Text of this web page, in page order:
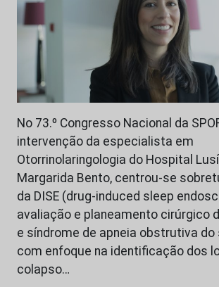
No 73.º Congresso Nacional da
intervenção da especialista em
Otorrinolaringologia do Hospital
Margarida Bento, centrou-se
da DISE (drug-induced sleep
avaliação e planeamento cirúrgico
e síndrome de apneia obstrutiva do
com enfoque na identificação dos
colapso…